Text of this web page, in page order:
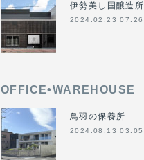
伊勢美し国醸造所
2024.02.23 07:26
OFFICE•WAREHOUSE
鳥羽の保養所
2024.08.13 03:05